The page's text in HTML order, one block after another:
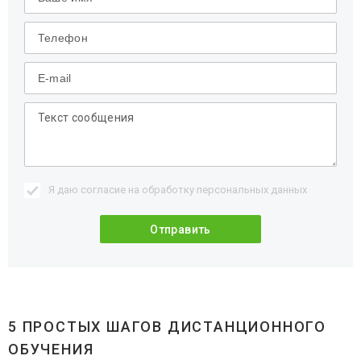
Я даю согласие на обработку персональных данных
5 ПРОСТЫХ ШАГОВ ДИСТАНЦИОННОГО
ОБУЧЕНИЯ